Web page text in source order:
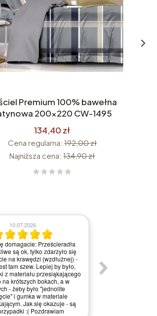
Premium 100% bawełna
200x220 CW-1495
134,40 zł
Cena regularna: 192,00 zł
Najniższa cena: 134,90 zł
10.07.2026
domagacie: Prześcieradła
są ok, tylko zdarzyło się
na krawędzi (wzdłużnej) -
tam szew. Lepiej by było,
z materiału przesiąkającego
na krótszych bokach, a w
- żeby było "jednolite
i gumka w materiale
Jak się okazuje - są
:( Pozdrawiam